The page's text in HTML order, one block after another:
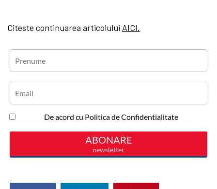
Citeste continuarea articolului AICI.